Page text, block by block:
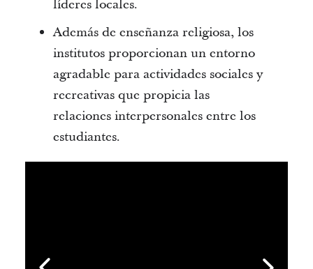
líderes locales.
Además de enseñanza religiosa, los
institutos proporcionan un entorno
agradable para actividades sociales y
recreativas que propicia las
relaciones interpersonales entre los
estudiantes.